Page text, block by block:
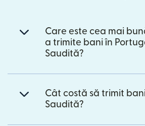
Care este cea mai
a trimite bani în
Saudită?
Cât costă să trimit
Saudită?